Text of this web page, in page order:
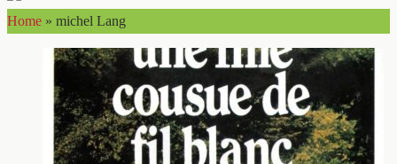
Home » michel Lang